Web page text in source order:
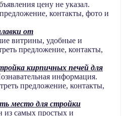
цену не указал.
контакты, фото и
от
витрины, удобные и
предложение, контакты,
кирпичных печей для
информация.
предложение, контакты,
место для стройки
из самых простых и